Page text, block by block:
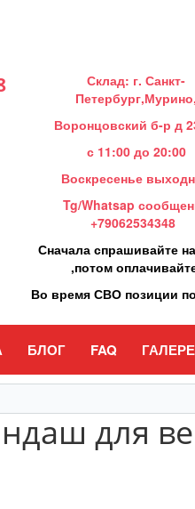
Склад: г. Санкт-
Петербург,Мурино,
Воронцовский б-р д
с 11:00 до 20:00
Воскресенье
Tg/Whatsap
+79062534348
Сначала спрашивайте
,потом
Во время СВО позиции
БЛОГ FAQ
для